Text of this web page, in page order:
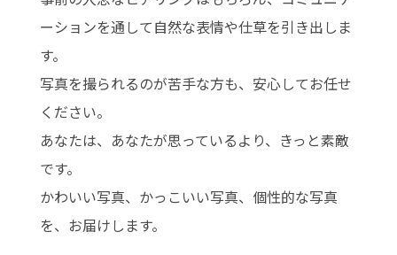
ーションを通して自然な表情や仕草を引き出しま
す。
写真を撮られるのが苦手な方も、安心してお任せ
ください。
あなたは、あなたが思っているより、きっと素敵
です。
かわいい写真、かっこいい写真、個性的な写真
を、お届けします。